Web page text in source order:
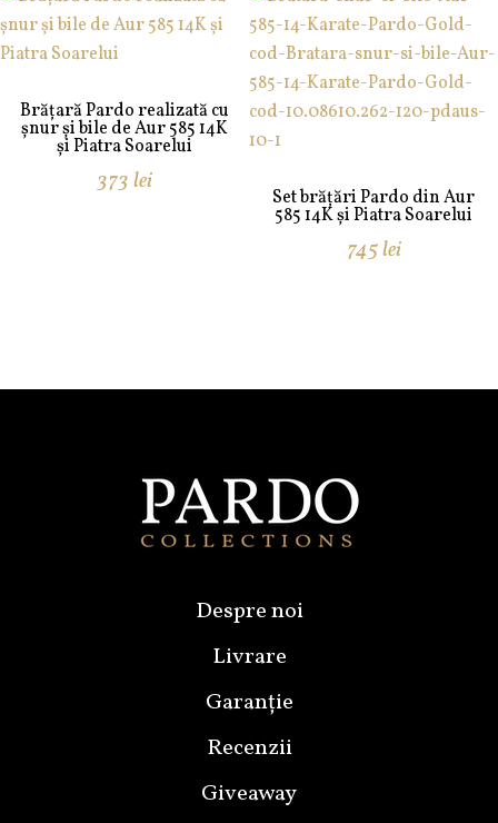
Brățară Pardo realizată cu
șnur și bile de Aur 585 14K
și Piatra Soarelui
373lei
Set brățări Pardo din Aur
585 14K și Piatra Soarelui
745lei
Despre noi
Livrare
Garanție
Recenzii
Giveaway